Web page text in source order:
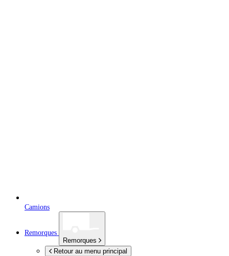
Camions
Remorques
Remorques
Retour au menu principal